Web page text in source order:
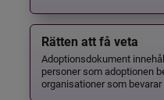
Rätten att få veta
Adoptionsdokument
personer som adoptionen
organisationer som